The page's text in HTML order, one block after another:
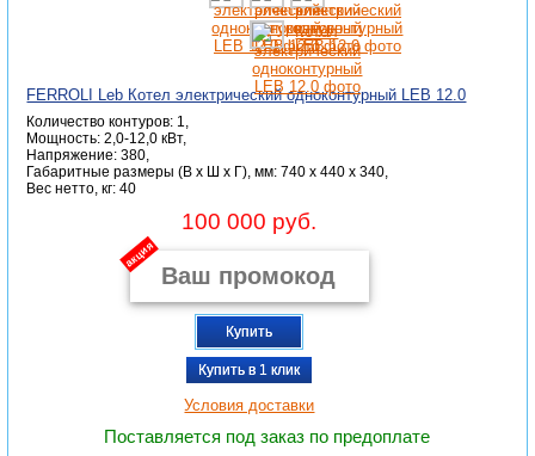
FERROLI Leb Котел электрический одноконтурный LEB 12.0
Количество контуров: 1,
Мощность: 2,0-12,0 кВт,
Напряжение: 380,
Габаритные размеры (В x Ш x Г), мм: 740 x 440 x 340,
Вес нетто, кг: 40
100 000 руб.
акция
Купить
Купить в 1 клик
Условия доставки
Поставляется под заказ по предоплате